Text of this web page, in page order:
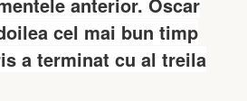
anterior. Oscar
cel mai bun timp
a terminat cu al treila